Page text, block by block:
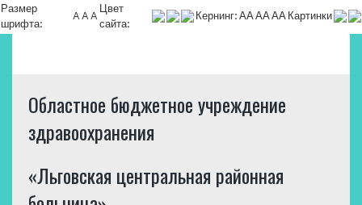
Размер
шрифта:
A A A
Цвет
сайта:
Кернинг: АААААА Картинки
Областное бюджетное учреждение
здравоохранения
«Льговская центральная районная